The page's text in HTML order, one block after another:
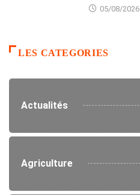
05/08/2026
LES CATEGORIES
Actualités
Agriculture